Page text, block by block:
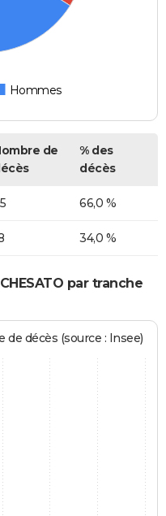
Hommes
de
% des
décès
66,0 %
34,0 %
par tranche
décès (source : Insee)